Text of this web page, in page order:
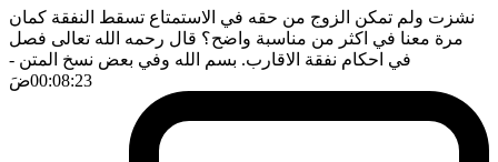
نشزت ولم تمكن الزوج من حقه في الاستمتاع تسقط النفقة كمان
مرة معنا في اكثر من مناسبة واضح؟ قال رحمه الله تعالى فصل
في احكام نفقة الاقارب. بسم الله وفي بعض نسخ المتن -
00:08:23ضَ